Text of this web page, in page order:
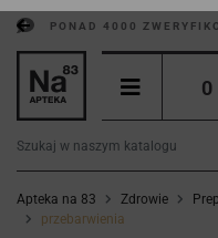
PONAD 4000
0
Apteka na 83 Zdrowie
przebarwienia